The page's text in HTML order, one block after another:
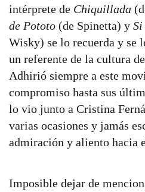
intérprete de Chiquillada
de Pototo (de Spinetta) y Si
Wisky) se lo recuerda y se
un referente de la cultura
Adhirió siempre a este
compromiso hasta sus
lo vio junto a Cristina
varias ocasiones y jamás
admiración y aliento hacia
Imposible dejar de